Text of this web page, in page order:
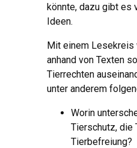
könnte, dazu gibt es
Ideen.
Mit einem Lesekreis
anhand von Texten
Tierrechten
unter anderem
Worin
Tierschutz, die
Tierbefreiung?